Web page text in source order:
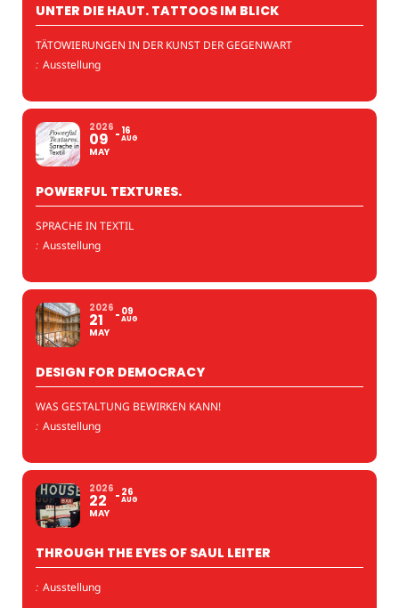
UNTER DIE HAUT. TATTOOS IM BLICK
TÄTOWIERUNGEN IN DER KUNST DER GEGENWART
: Ausstellung
2026
09
MAY
16
AUG
POWERFUL TEXTURES.
SPRACHE IN TEXTIL
: Ausstellung
2026
21
MAY
09
AUG
DESIGN FOR DEMOCRACY
WAS GESTALTUNG BEWIRKEN KANN!
: Ausstellung
2026
22
MAY
26
AUG
THROUGH THE EYES OF SAUL LEITER
: Ausstellung